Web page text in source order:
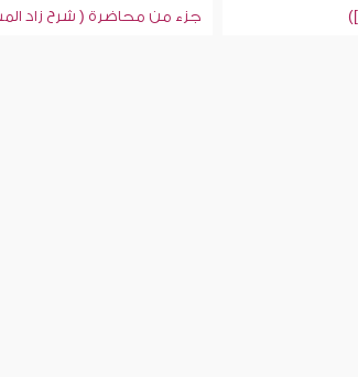
جزء من محاضرة ( شرح زاد